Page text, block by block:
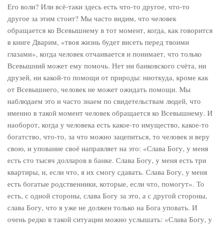
Его воли? Или всё-таки здесь есть что-то другое, что-то
другое за этим стоит? Мы часто видим, что человек
обращается ко Всевышнему в тот момент, когда, как говорится
в книге Дварим, «твоя жизнь будет висеть перед твоими
глазами», когда человек отчаивается и понимает, что только
Всевышний может ему помочь. Нет ни банковского счёта, ни
друзей, ни какой-то помощи от природы: ниоткуда, кроме как
от Всевышнего, человек не может ожидать помощи. Мы
наблюдаем это и часто знаем по свидетельствам людей, что
именно в такой момент человек обращается ко Всевышнему. И
наоборот, когда у человека есть какое-то имущество, какое-то
богатство, что-то, за что можно зацепиться, то человек и веру
свою, и упование своё направляет на это: «Слава Богу, у меня
есть сто тысяч долларов в банке. Слава Богу, у меня есть три
квартиры, и, если что, я их смогу сдавать. Слава Богу, у меня
есть богатые родственники, которые, если что, помогут». То
есть, с одной стороны, слава Богу за это, а с другой стороны,
слава Богу, что я уже не должен только на Бога уповать. И
очень редко в такой ситуации можно услышать: «Слава Богу, у